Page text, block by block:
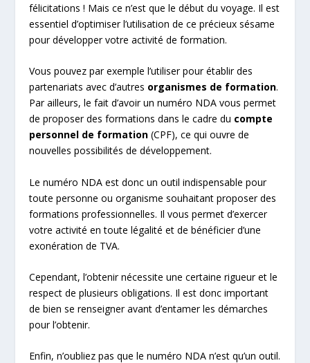
félicitations ! Mais ce n’est que le début du voyage. Il est
essentiel d’optimiser l’utilisation de ce précieux sésame
pour développer votre activité de formation.
Vous pouvez par exemple l’utiliser pour établir des
partenariats avec d’autres organismes de formation.
Par ailleurs, le fait d’avoir un numéro NDA vous permet
de proposer des formations dans le cadre du compte
personnel de formation (CPF), ce qui ouvre de
nouvelles possibilités de développement.
Le numéro NDA est donc un outil indispensable pour
toute personne ou organisme souhaitant proposer des
formations professionnelles. Il vous permet d’exercer
votre activité en toute légalité et de bénéficier d’une
exonération de TVA.
Cependant, l’obtenir nécessite une certaine rigueur et le
respect de plusieurs obligations. Il est donc important
de bien se renseigner avant d’entamer les démarches
pour l’obtenir.
Enfin, n’oubliez pas que le numéro NDA n’est qu’un outil.